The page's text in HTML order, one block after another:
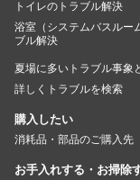
トイレのトラブル解決
浴室（システムバスルー
ブル解決
夏場に多いトラブル事象
詳しくトラブルを検索
購入したい
消耗品・部品のご購入先
お手入れする・お掃除